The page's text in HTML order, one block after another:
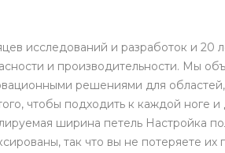
исследований и разработок и
и производительности. Мы
решениями для
чтобы подходить к каждой
ширина петель Настройка
так что вы не потеряете